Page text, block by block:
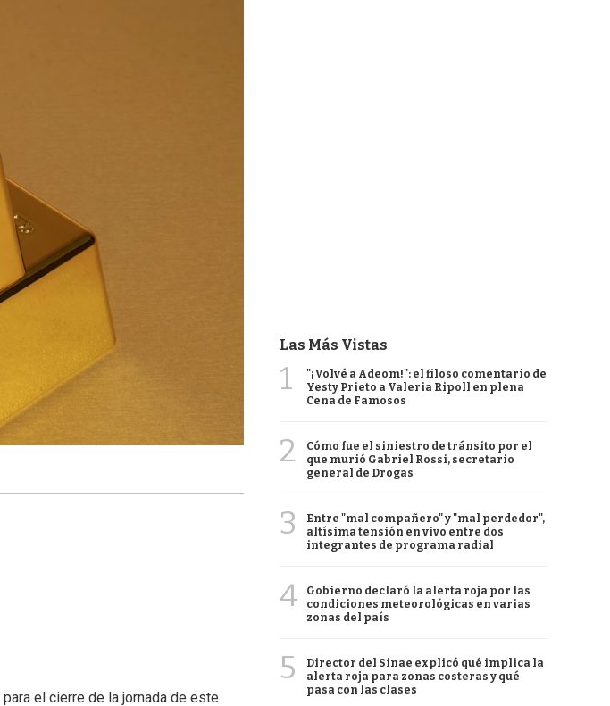
para el cierre de la jornada de este
Las Más Vistas
1
"¡Volvé a Adeom!": el filoso comentario de
Yesty Prieto a Valeria Ripoll en plena
Cena de Famosos
2
Cómo fue el siniestro de tránsito por el
que murió Gabriel Rossi, secretario
general de Drogas
3
Entre "mal compañero" y "mal perdedor",
altísima tensión en vivo entre dos
integrantes de programa radial
4
Gobierno declaró la alerta roja por las
condiciones meteorológicas en varias
zonas del país
5
Director del Sinae explicó qué implica la
alerta roja para zonas costeras y qué
pasa con las clases